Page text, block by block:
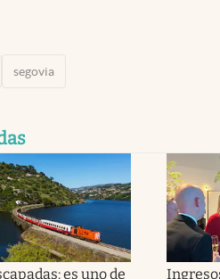
segovia
es uno de